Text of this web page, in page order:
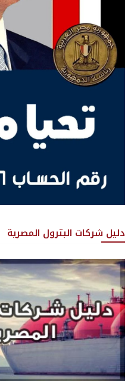
دليل شركات البترول المصرية